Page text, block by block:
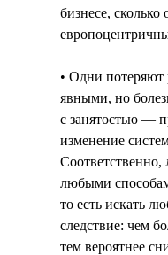
бизнесе,
• Одни потеряют
явными, но
с занятостью —
изменение
Соответственно,
любыми
то есть искать
следствие: чем
тем вероятнее